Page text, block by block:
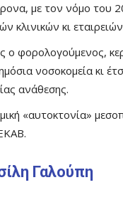
με τον νόμο του
κλινικών κι
ο φορολογούμενος,
νοσοκομεία κι
ανάθεσης.
«αυτοκτονία»
Γαλούπη